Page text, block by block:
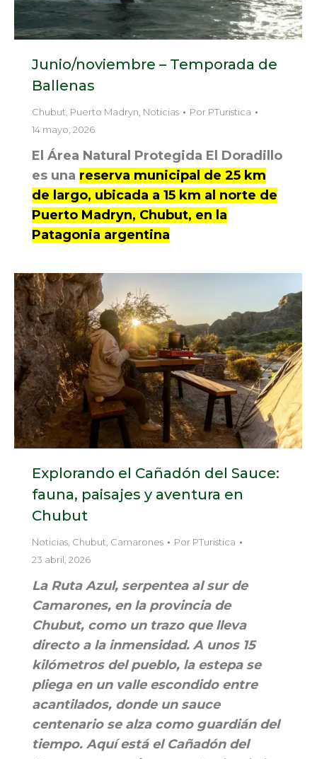
Junio/noviembre – Temporada de
Ballenas
Chubut, Puerto Madryn, Noticias Por PTuristica
14 mayo, 2026
El Área Natural Protegida El Doradillo
es una reserva municipal de 25 km
de largo, ubicada a 15 km al norte de
Puerto Madryn, Chubut, en la
Patagonia argentina
Explorando el Cañadón del Sauce:
fauna, paisajes y aventura en
Chubut
Noticias, Chubut, Camarones Por PTuristica
23 abril, 2026
La Ruta Azul, serpentea al sur de
Camarones, en la provincia de
Chubut, como un trazo que lleva
directo a la inmensidad. A unos 15
kilómetros del pueblo, la estepa se
pliega en un valle escondido entre
acantilados, donde un sauce
centenario se alza como guardián del
tiempo. Aquí está el Cañadón del